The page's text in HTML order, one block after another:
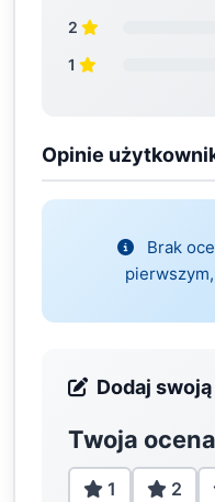
2
1
Opinie
Brak
Dodaj
Twoja ocena
1 2